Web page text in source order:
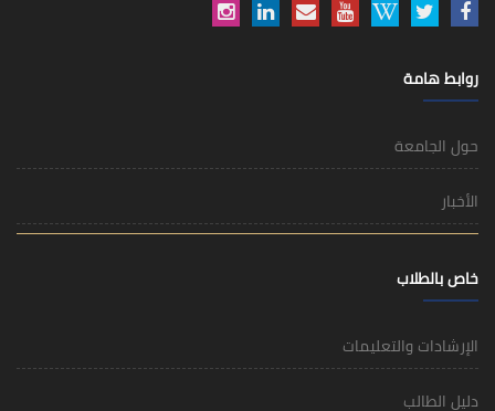
روابط هامة
حول الجامعة
الأخبار
خاص بالطلاب
الإرشادات والتعليمات
دليل الطالب